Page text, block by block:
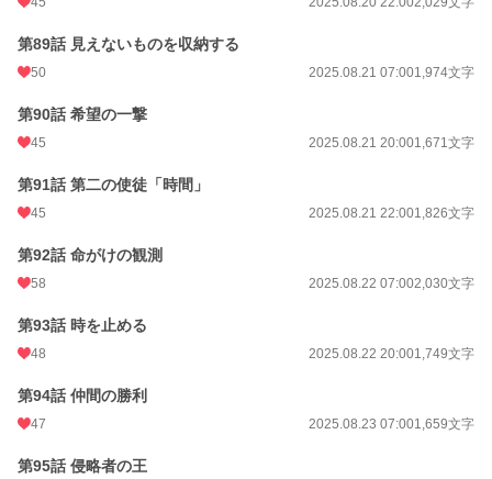
第89話 見えないものを収納する
50 2025.08.21 07:001,974文字
第90話 希望の一撃
45 2025.08.21 20:001,671文字
第91話 第二の使徒「時間」
45 2025.08.21 22:001,826文字
第92話 命がけの観測
58 2025.08.22 07:002,030文字
第93話 時を止める
48 2025.08.22 20:001,749文字
第94話 仲間の勝利
47 2025.08.23 07:001,659文字
第95話 侵略者の王